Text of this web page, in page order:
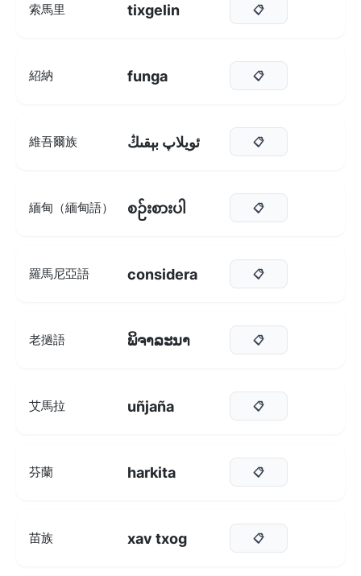
索馬里 tixgelin 📋
紹納 funga 📋
維吾爾族 ئويلاپ بېقىڭ 📋
緬甸（緬甸語） စဉ်းစားပါ 📋
羅馬尼亞語 considera 📋
老撾語 ພິ​ຈາ​ລະ​ນາ 📋
艾馬拉 uñjaña 📋
芬蘭 harkita 📋
苗族 xav txog 📋